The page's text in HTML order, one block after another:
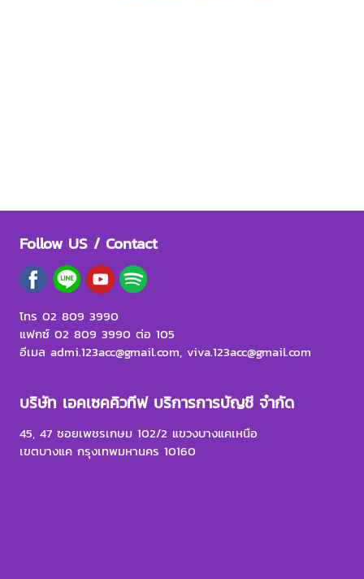
Follow US / Contact
โทร 02 809 3990
แฟกซ์ 02 809 3990 ต่อ 105
อีเมล admi.123acc@gmail.com, viva.123acc@gmail.com
บริษัท เอคเซคคิวทีฟ บริการการบัญชี จำกัด
45, 47 ซอยเพชรเกษม 102/2 แขวงบางแคเหนือ
เขตบางแค กรุงเทพมหานคร 10160